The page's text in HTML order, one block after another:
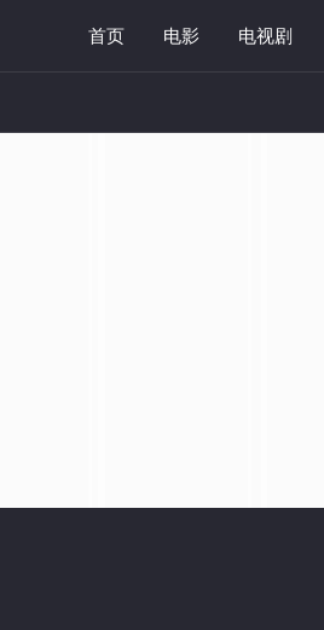
首页 电影 电视剧